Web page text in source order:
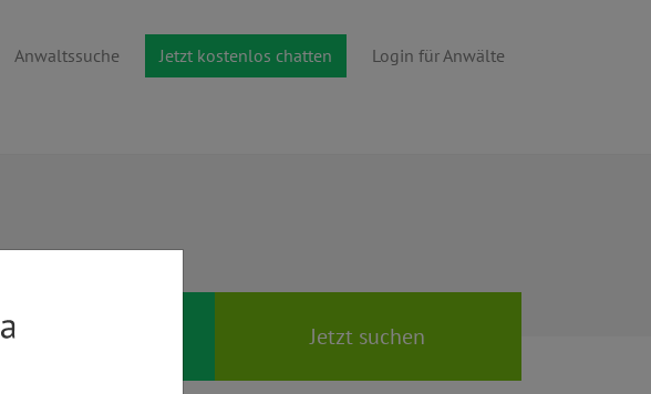
Anwaltssuche Jetzt kostenlos chatten Login für Anwälte